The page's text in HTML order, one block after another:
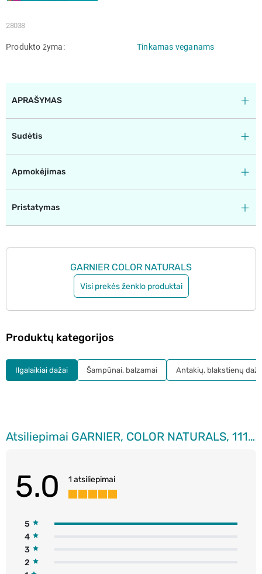
28038
Produkto žyma Tinkamas veganams
APRAŠYMAS
Sudėtis
Apmokėjimas
Pristatymas
GARNIER COLOR NATURALS
Visi prekės ženklo produktai
Atsiliepimai GARNIER, COLOR NATURALS, 111 EXTRA LIGHT NATURAL ASH BLONDE, maitinamieji plaukų dažai, 1 vnt.
5.0 1 atsiliepimai
5
4
3
2
Produktų kategorijos
Ilgalaikiai dažai Šampūnai, balzamai Antakių, blakstienų